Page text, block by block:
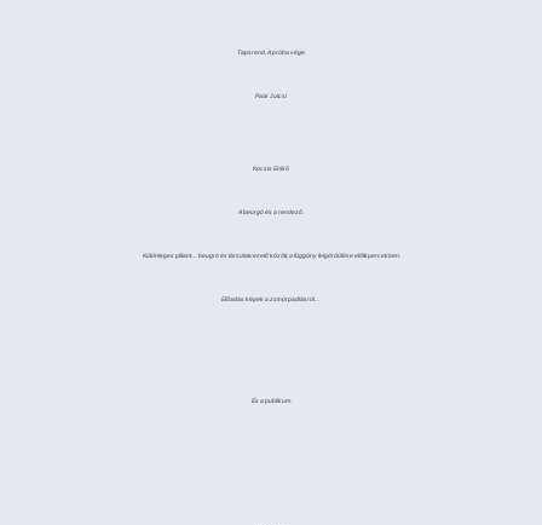
Tapsrend. A próba vége.
Paár Julcsi
Kocsis Enikő
A beurgó és a rendező.
Különleges pillant… beugró és társulatvezető között, a függöny felgördülése előtti percekben.
Előadás képek a zsinórpadlásról…
És a publikum.